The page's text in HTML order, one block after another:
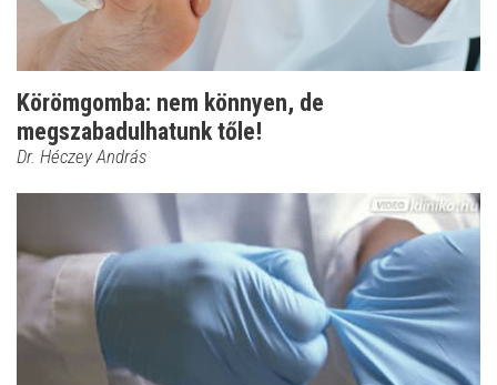
Körömgomba: nem könnyen, de
megszabadulhatunk tőle!
Dr. Héczey András